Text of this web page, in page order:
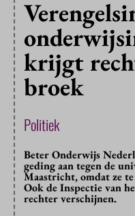
krijgt
broek
Politiek
Beter Onderwijs
geding aan tegen de
Maastricht, omdat ze
Ook de Inspectie van
rechter verschijnen.